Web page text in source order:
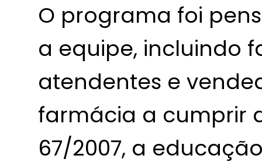
O programa foi
a equipe, incluindo
atendentes e
farmácia a cumprir
67/2007, a